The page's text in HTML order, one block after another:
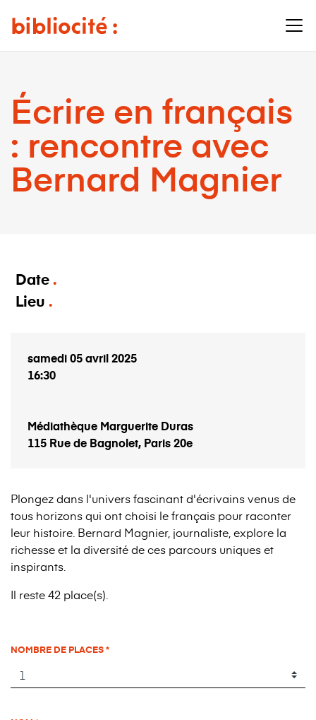
Écrire en français
: rencontre avec
Bernard Magnier
Date
Lieu
samedi 05 avril 2025
16:30
Médiathèque Marguerite Duras
115 Rue de Bagnolet, Paris 20e
Plongez dans l'univers fascinant d'écrivains venus de
tous horizons qui ont choisi le français pour raconter
leur histoire. Bernard Magnier, journaliste, explore la
richesse et la diversité de ces parcours uniques et
inspirants.
Il reste 42 place(s).
NOMBRE DE PLACES